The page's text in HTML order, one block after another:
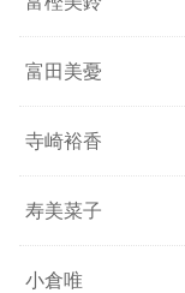
富田美憂
寺崎裕香
寿美菜子
小倉唯